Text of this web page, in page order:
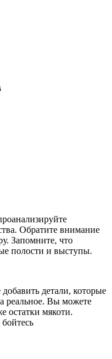
Обратите внимание
Запомните, что
полости и выступы.
детали, которые
реальное. Вы можете
остатки мякоти.